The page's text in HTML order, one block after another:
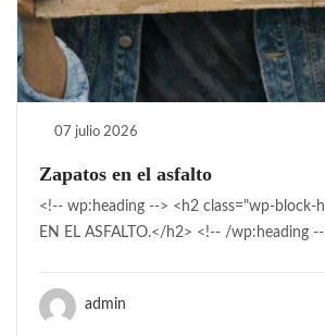
07 julio 2026
Zapatos en el asfalto
<!-- wp:heading --> <h2 class="wp-block-
EN EL ASFALTO.</h2> <!-- /wp:heading
admin